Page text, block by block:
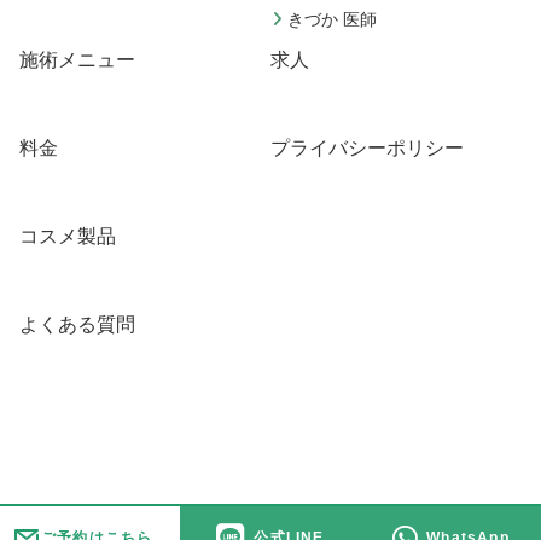
きづか 医師
施術メニュー
料金
コスメ製品
よくある質問
求人
プライバシーポリシー